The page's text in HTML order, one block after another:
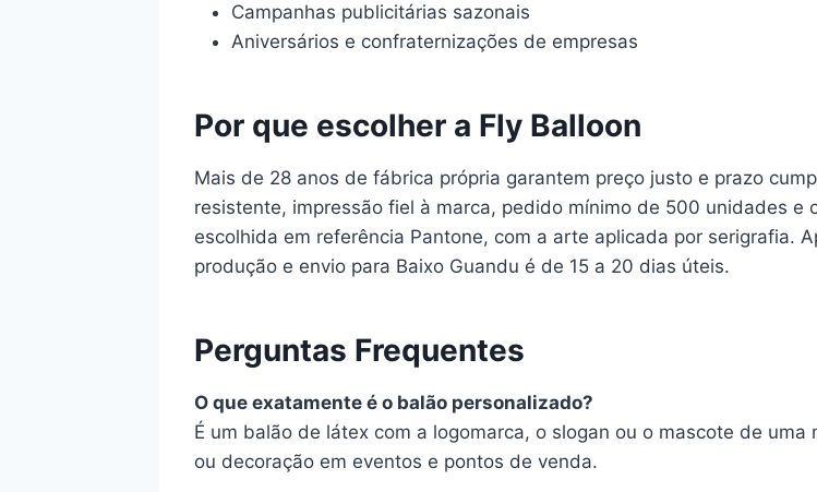
Campanhas publicitárias sazonais
Aniversários e confraternizações de empresas
Por que escolher a Fly Balloon
Mais de 28 anos de fábrica própria garantem preço justo e prazo
resistente, impressão fiel à marca, pedido mínimo de 500 unidades e
escolhida em referência Pantone, com a arte aplicada por serigrafia.
produção e envio para Baixo Guandu é de 15 a 20 dias úteis.
Perguntas Frequentes
O que exatamente é o balão personalizado?
É um balão de látex com a logomarca, o slogan ou o mascote de
ou decoração em eventos e pontos de venda.